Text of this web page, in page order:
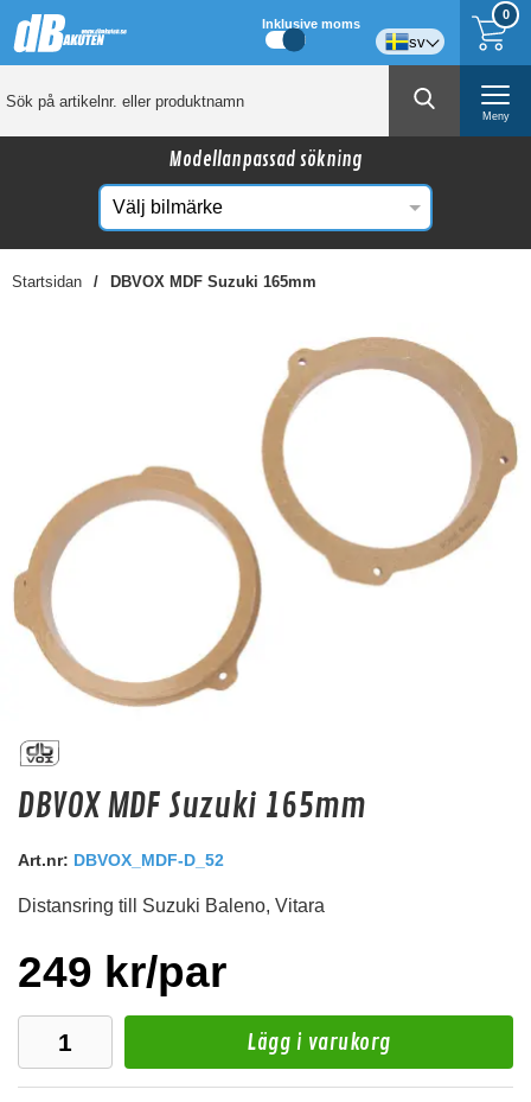
0
Inklusive moms
sv
Meny
Modellanpassad sökning
Startsidan DBVOX MDF Suzuki 165mm
Kanske någon av dessa produkter kan intressera
dig?
MDF ring 100mm
MDF ring för 100mm högtalare 18mm tjock
Hos leverantör 3+ dagar
DBVOX MDF Suzuki 165mm
Art.nr: DBVOX_MDF-D_52
Distansring till Suzuki Baleno, Vitara
249 kr/par
Lägg i varukorg